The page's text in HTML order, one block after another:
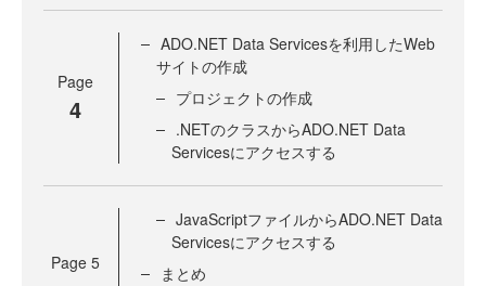
Page
4
ADO.NET Data Servicesを利用したWeb
サイトの作成
プロジェクトの作成
.NETのクラスからADO.NET Data
Servicesにアクセスする
Page 5
JavaScriptファイルからADO.NET Data
Servicesにアクセスする
まとめ